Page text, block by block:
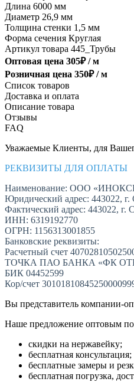
Длина 6000 мм
Диаметр 26,9 мм
Толщина стенки 1,5 мм
Форма сечения Круглая
Артикул товара 445_Трубы
Оптовая цена 305₽ /м
Розничная цена 350₽ /м
Список товаров
Доставка и оплата
Описание товара
Отзывы
FAQ
Уважаемые Клиенты, для
РЕКВИЗИТЫ ДЛЯ ОПЛАТЫ
Наименование: ООО
Юридический адрес: 443022, г.
Фактический адрес: 443022, г.
ИНН: 6319192770
ОГРН: 1156313001855
Банковские реквизиты:
Расчетный счет
ТОЧКА ПАО БАНКА «ФК
БИК 04452599
Кор/счет
Вы представитель компании-
Наше предложение оптовым
скидки на нержавейку;
бесплатная консультация;
бесплатные замеры и
бесплатная погрузка,